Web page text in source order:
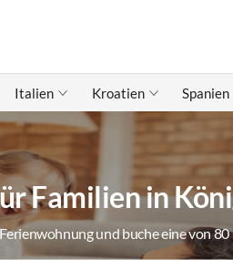
Italien Kroatien Spanien
Familien in
und buche eine von